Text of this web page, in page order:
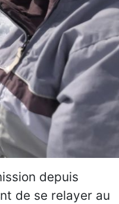
depuis
de se relayer au